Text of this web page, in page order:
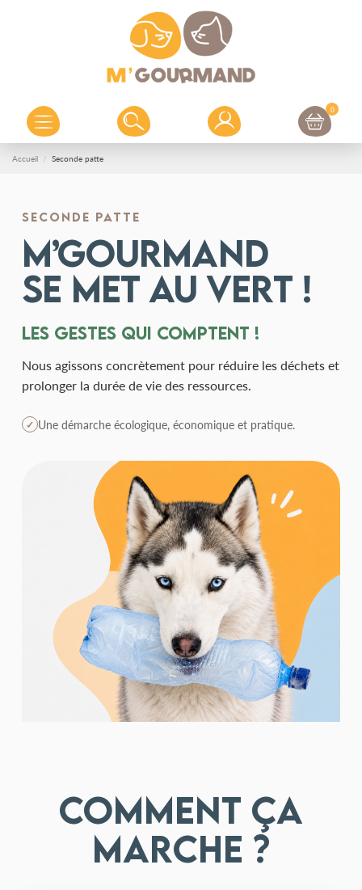
0
Accueil Seconde patte
SECONDE PATTE
M’Gourmand
se met au vert !
Les gestes qui comptent !
Nous agissons concrètement pour réduire les déchets et
prolonger la durée de vie des ressources.
✓ Une démarche écologique, économique et pratique.
Comment ça
marche ?